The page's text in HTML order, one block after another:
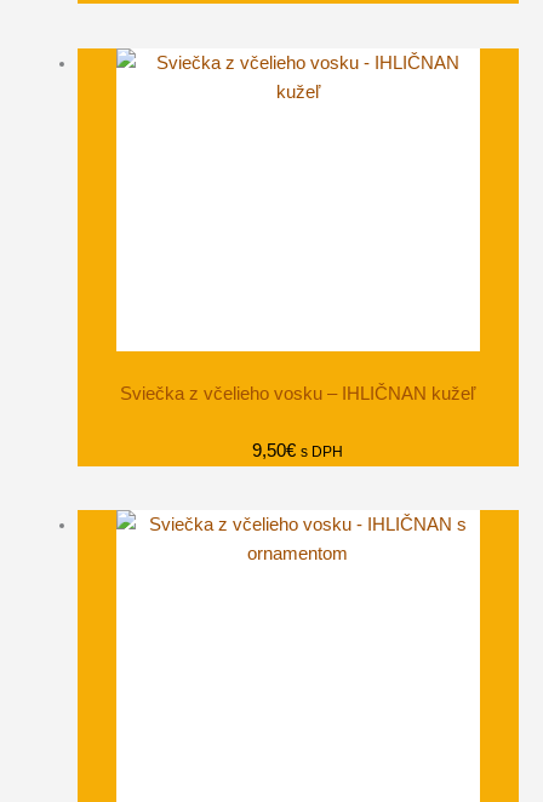
Sviečka z včelieho vosku – IHLIČNAN kužeľ
9,50€ s DPH